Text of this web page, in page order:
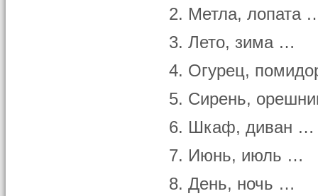
2. Метла, лопата
3. Лето, зима …
4. Огурец,
5. Сирень,
6. Шкаф, диван …
7. Июнь, июль …
8. День, ночь …